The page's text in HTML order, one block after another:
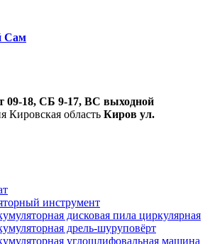
Сам
09-18, СБ 9-17, ВС выходной
Кировская область Киров ул.
инструмент
дисковая пила циркулярная
дрель-шуруповёрт
углошлифовальная машина